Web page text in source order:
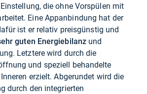
Einstellung, die ohne Vorspülen mit
Eine Appanbindung hat der
ist er relativ preisgünstig und
guten Energiebilanz und
Letztere wird durch die
und speziell behandelte
erzielt. Abgerundet wird die
durch den integrierten